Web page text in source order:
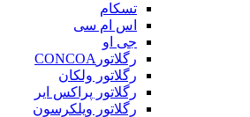
تسکام
اس ام سی
جی او
رگلاتورCONCOA
رگلاتور ولکان
رگلاتور پراکس ایر
رگلاتور ویلکرسون